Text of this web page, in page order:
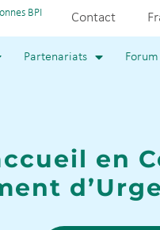
BPI Contact
Partenariats Forum
en